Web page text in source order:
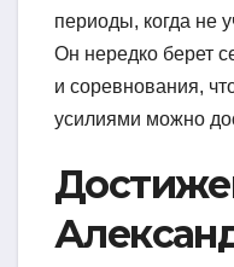
периоды, когда не
Он нередко берет
и соревнования,
усилиями можно